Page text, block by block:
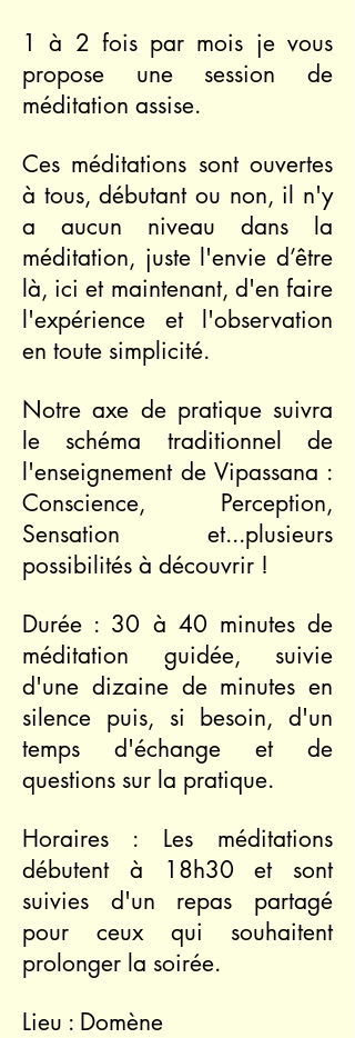
1 à 2 fois par mois je vous
propose une session de
méditation assise.
Ces méditations sont ouvertes
à tous, débutant ou non, il n'y
a aucun niveau dans la
méditation, juste l'envie d’être
là, ici et maintenant, d'en faire
l'expérience et l'observation
en toute simplicité.
Notre axe de pratique suivra
le schéma traditionnel de
l'enseignement de Vipassana :
Conscience, Perception,
Sensation et...plusieurs
possibilités à découvrir !
Durée : 30 à 40 minutes de
méditation guidée, suivie
d'une dizaine de minutes en
silence puis, si besoin, d'un
temps d'échange et de
questions sur la pratique.
Horaires : Les méditations
débutent à 18h30 et sont
suivies d'un repas partagé
pour ceux qui souhaitent
prolonger la soirée.
Lieu : Domène